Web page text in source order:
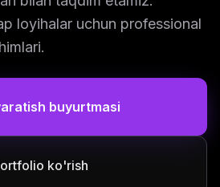
loyihalar uchun professional
buyurtmasi
ko'rish